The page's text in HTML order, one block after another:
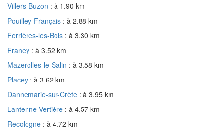
Villers-Buzon : à 1.90 km
Pouilley-Français : à 2.88 km
Ferrières-les-Bois : à 3.30 km
Franey : à 3.52 km
Mazerolles-le-Salin : à 3.58 km
Placey : à 3.62 km
Dannemarie-sur-Crète : à 3.95 km
Lantenne-Vertière : à 4.57 km
Recologne : à 4.72 km